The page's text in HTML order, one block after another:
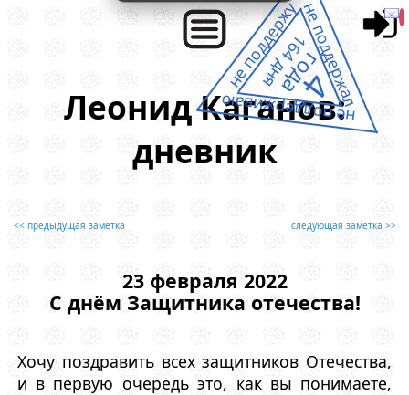
Леонид Каганов:
дневник
<< предыдущая заметка следующая заметка >>
23 февраля 2022
С днём Защитника отечества!
Хочу поздравить всех защитников Отечества,
и в первую очередь это, как вы понимаете,
не поддержал
не поддерживаю
не поддержу4
года
164 дня